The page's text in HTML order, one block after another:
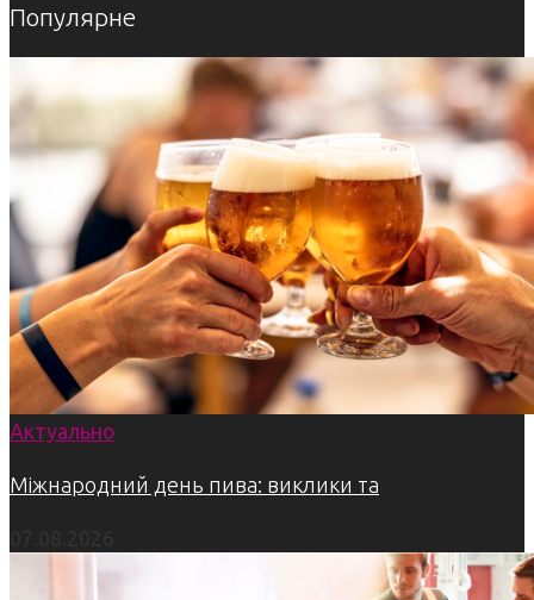
Популярне
Актуально
Міжнародний день пива: виклики та